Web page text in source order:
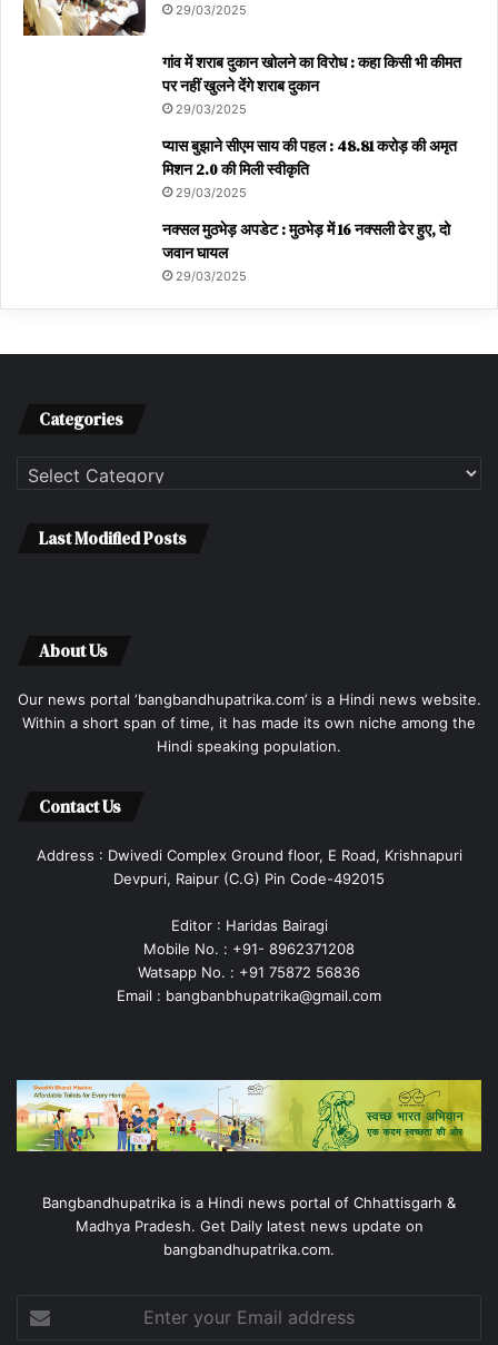
29/03/2025
गांव में शराब दुकान खोलने का विरोध : कहा किसी भी कीमत
पर नहीं खुलने देंगे शराब दुकान
29/03/2025
प्यास बुझाने सीएम साय की पहल : 48.81 करोड़ की अमृत
मिशन 2.0 की मिली स्वीकृति
29/03/2025
नक्सल मुठभेड़ अपडेट : मुठभेड़ में 16 नक्सली ढेर हुए, दो
जवान घायल
29/03/2025
Categories
Categories
Last Modified Posts
About Us
Our news portal ‘bangbandhupatrika.com’ is a Hindi news website.
Within a short span of time, it has made its own niche among the
Hindi speaking population.
Contact Us
Address : Dwivedi Complex Ground floor, E Road, Krishnapuri
Devpuri, Raipur (C.G) Pin Code-492015
Editor : Haridas Bairagi
Mobile No. : +91- 8962371208
Watsapp No. : +91 75872 56836
Email : bangbanbhupatrika@gmail.com
Bangbandhupatrika is a Hindi news portal of Chhattisgarh &
Madhya Pradesh. Get Daily latest news update on
bangbandhupatrika.com.
your